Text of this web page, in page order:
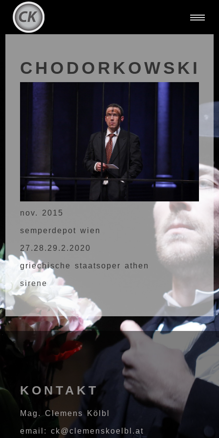
CHODORKOWSKI
nov. 2015
semperdepot wien
27.28.29.2.2020
griechische staatsoper athen
sirene
KONTAKT
Mag. Clemens Kölbl
email: ck@clemenskoelbl.at